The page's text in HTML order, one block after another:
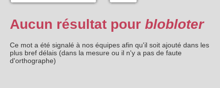
Aucun résultat pour blobloter
Ce mot a été signalé à nos équipes afin qu'il soit ajouté dans les
plus bref délais (dans la mesure ou il n'y a pas de faute
d'orthographe)